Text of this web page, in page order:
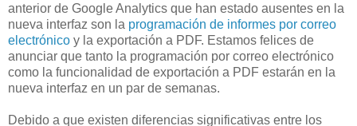
anterior de Google Analytics que han estado ausentes en la
nueva interfaz son la programación de informes por correo
electrónico y la exportación a PDF. Estamos felices de
anunciar que tanto la programación por correo electrónico
como la funcionalidad de exportación a PDF estarán en la
nueva interfaz en un par de semanas.
Debido a que existen diferencias significativas entre los